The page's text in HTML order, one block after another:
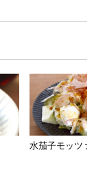
水茄子モッツァ